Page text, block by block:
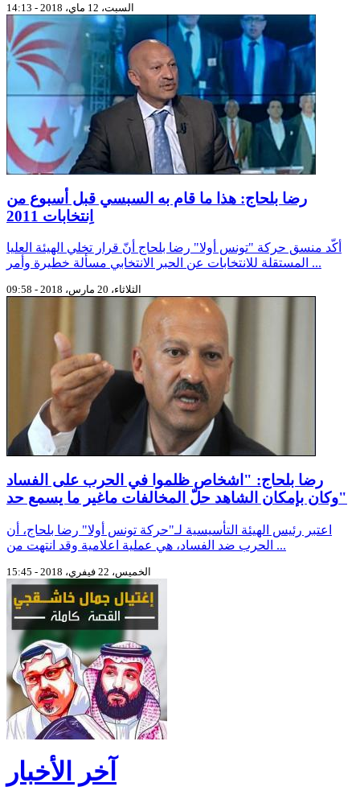
السبت، 12 ماي، 2018 - 14:13
رضا بلحاج: هذا ما قام به السبسي قبل أسبوع من
اِنتخابات 2011
أكّد منسق حركة "تونس أولا" رضا بلحاج أنّ قرار تخلي الهيئة العليا
المستقلة للانتخابات عن الحبر الانتخابي مسألة خطيرة وأمر ...
الثلاثاء، 20 مارس، 2018 - 09:58
رضا بلحاج: "اشخاص ظلموا في الحرب على الفساد
وكان بإمكان الشاهد حلّ المخالفات ماغير ما يسمع حد"
اعتبر رئيس الهيئة التأسيسية لـ"حركة تونس أولا" رضا بلحاج، أن
الحرب ضد الفساد، هي عملية اعلامية وقد انتهت من ...
الخميس، 22 فيفري، 2018 - 15:45
آخر الأخبار